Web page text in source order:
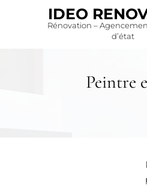
IDEO
Rénovation –
d’état
Peintre